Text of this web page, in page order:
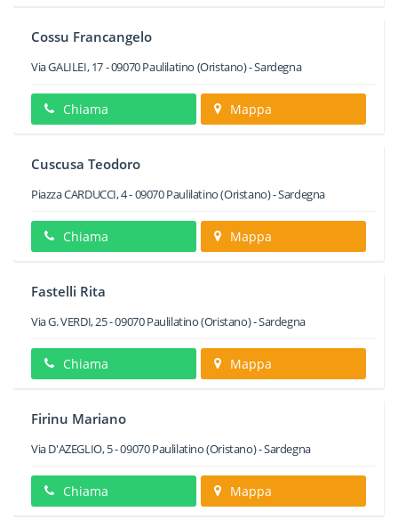
Cossu Francangelo
Via GALILEI, 17-09070Paulilatino (Oristano) -Sardegna
Chiama Mappa
Cuscusa Teodoro
Piazza CARDUCCI, 4-09070Paulilatino(Oristano) -Sardegna
Chiama Mappa
Fastelli Rita
Via G. VERDI, 25-09070Paulilatino(Oristano) -Sardegna
Chiama Mappa
Firinu Mariano
Via D'AZEGLIO, 5-09070Paulilatino(Oristano) -Sardegna
Chiama Mappa